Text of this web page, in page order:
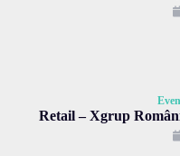
Retail – Xgrup